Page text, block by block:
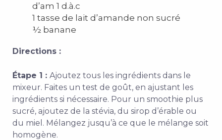
d’am 1 d.à.c
1 tasse de lait d’amande non sucré
½ banane
Directions :
Étape 1 : Ajoutez tous les ingrédients dans le
mixeur. Faites un test de goût, en ajustant les
ingrédients si nécessaire. Pour un smoothie plus
sucré, ajoutez de la stévia, du sirop d’érable ou
du miel. Mélangez jusqu’à ce que le mélange soit
homogène.